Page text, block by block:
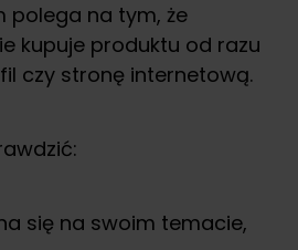
polega na tym, że
kupuje produktu od razu
czy stronę internetową.
się na swoim temacie,